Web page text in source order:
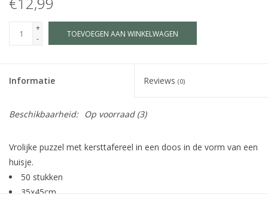
+
-
TOEVOEGEN AAN WINKELWAGEN
Informatie Reviews (0)
Beschikbaarheid: Op voorraad(3)
Vrolijke puzzel met kersttafereel in een doos in de vorm van een
huisje.
50 stukken
35x45cm